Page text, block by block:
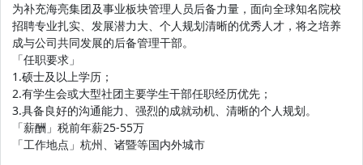
为补充海亮集团及事业板块管理人员后备力量，面向全球知名院校
招聘专业扎实、发展潜力大、个人规划清晰的优秀人才，将之培养
成与公司共同发展的后备管理干部。
「任职要求」
1.硕士及以上学历；
2.有学生会或大型社团主要学生干部任职经历优先；
3.具备良好的沟通能力、强烈的成就动机、清晰的个人规划。
「薪酬」税前年薪25-55万
「工作地点」杭州、诸暨等国内外城市